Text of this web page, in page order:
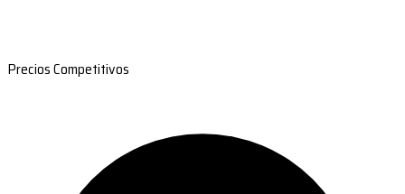
Precios Competitivos